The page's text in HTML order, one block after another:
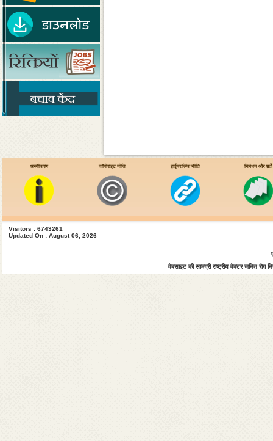
अस्वीकरण कॉपीराइट नीति हाईपर लिंक नीति निबंधन और शर्तें
Visitors : 6743261
Updated On : August 06, 2026
वेबसाइट की सामग्री राष्ट्रीय वेक्टर जनित रोग